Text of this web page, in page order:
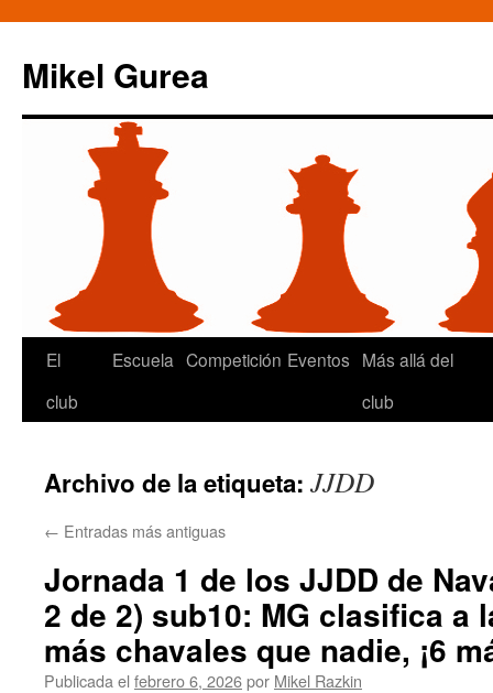
Mikel Gurea
Saltar
El
club
Escuela Competición Eventos Más allá del
club
Archivo de la etiqueta: JJDD
← Entradas más antiguas
Jornada 1 de los JJDD de
2 de 2) sub10: MG clasifica a
más chavales que nadie, ¡6
Publicada el febrero 6, 2026por Mikel Razkin